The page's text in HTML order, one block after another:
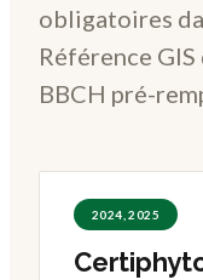
obligatoires
Référence
BBCH pré-
2024, 2025